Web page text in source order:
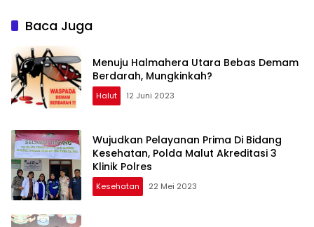
Baca Juga
Menuju Halmahera Utara Bebas Demam
Berdarah, Mungkinkah?
Halut 12 Juni 2023
Wujudkan Pelayanan Prima Di Bidang
Kesehatan, Polda Malut Akreditasi 3
Klinik Polres
Kesehatan 22 Mei 2023